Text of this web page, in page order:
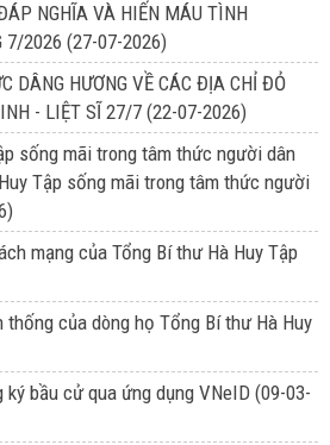
NGHĨA VÀ HIẾN MÁU TÌNH
7/2026 (27-07-2026)
DÂNG HƯƠNG VỀ CÁC ĐỊA CHỈ ĐỎ
- LIỆT SĨ 27/7 (22-07-2026)
sống mãi trong tâm thức người dân
Tập sống mãi trong tâm thức người
mạng của Tổng Bí thư Hà Huy Tập
của dòng họ Tổng Bí thư Hà Huy
bầu cử qua ứng dụng VNeID (09-03-